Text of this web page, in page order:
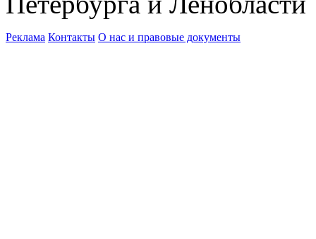
Реклама Контакты О нас и правовые документы